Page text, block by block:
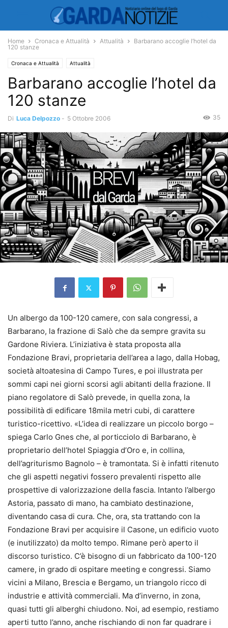
Home Cronaca e Attualità Attualità
Barbarano accoglie l’hotel da
120 stanze
Cronaca e Attualità Attualità
Barbarano accoglie l’hotel da
120 stanze
Di Luca Delpozzo - 5 Ottobre 2006 35
Un albergo da 100-120 camere, con sala congressi, a
Barbarano, la frazione di Salò che da sempre gravita su
Gardone Riviera. L’iniziativa è stata proposta alla
Fondazione Bravi, proprietaria dell’area a lago, dalla Hobag,
società altoatesina di Campo Tures, e poi illustrata per
sommi capi nei giorni scorsi agli abitanti della frazione. Il
piano regolatore di Salò prevede, in quella zona, la
possibilità di edificare 18mila metri cubi, di carattere
turistico-ricettivo. «L’idea di realizzare un piccolo borgo –
spiega Carlo Gnes che, al porticciolo di Barbarano, è
proprietario dell’hotel Spiaggia d’Oro e, in collina,
dell’agriturismo Bagnolo – è tramontata. Si è infatti ritenuto
che gli aspetti negativi fossero prevalenti rispetto alle
prospettive di valorizzazione della fascia. Intanto l’albergo
Astoria, passato di mano, ha cambiato destinazione,
diventando casa di cura. Che, ora, sta trattando con la
Fondazione Bravi per acquisire il Casone, un edificio vuoto
(e inutilizzato) da molto tempo. Rimane però aperto il
discorso turistico. C’è bisogno di un fabbricato da 100-120
camere, in grado di ospitare meeting e congressi. Siamo
vicini a Milano, Brescia e Bergamo, un triangolo ricco di
industrie e attività commerciali. Ma d’inverno, in zona,
quasi tutti gli alberghi chiudono. Noi, ad esempio, restiamo
aperti tutto l’anno, anche rischiando di non far quadrare i